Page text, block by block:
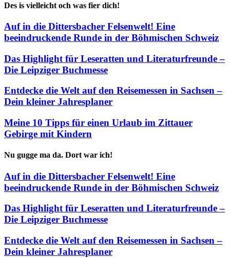
Des is vielleicht och was fier dich!
Auf in die Dittersbacher Felsenwelt! Eine
beeindruckende Runde in der Böhmischen Schweiz
Das Highlight für Leseratten und Literaturfreunde –
Die Leipziger Buchmesse
Entdecke die Welt auf den Reisemessen in Sachsen –
Dein kleiner Jahresplaner
Meine 10 Tipps für einen Urlaub im Zittauer
Gebirge mit Kindern
Nu gugge ma da. Dort war ich!
Auf in die Dittersbacher Felsenwelt! Eine
beeindruckende Runde in der Böhmischen Schweiz
Das Highlight für Leseratten und Literaturfreunde –
Die Leipziger Buchmesse
Entdecke die Welt auf den Reisemessen in Sachsen –
Dein kleiner Jahresplaner